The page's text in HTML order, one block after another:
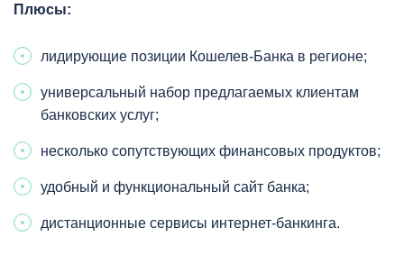
Плюсы:
лидирующие позиции Кошелев-Банка в регионе;
универсальный набор предлагаемых клиентам
банковских услуг;
несколько сопутствующих финансовых продуктов;
удобный и функциональный сайт банка;
дистанционные сервисы интернет-банкинга.